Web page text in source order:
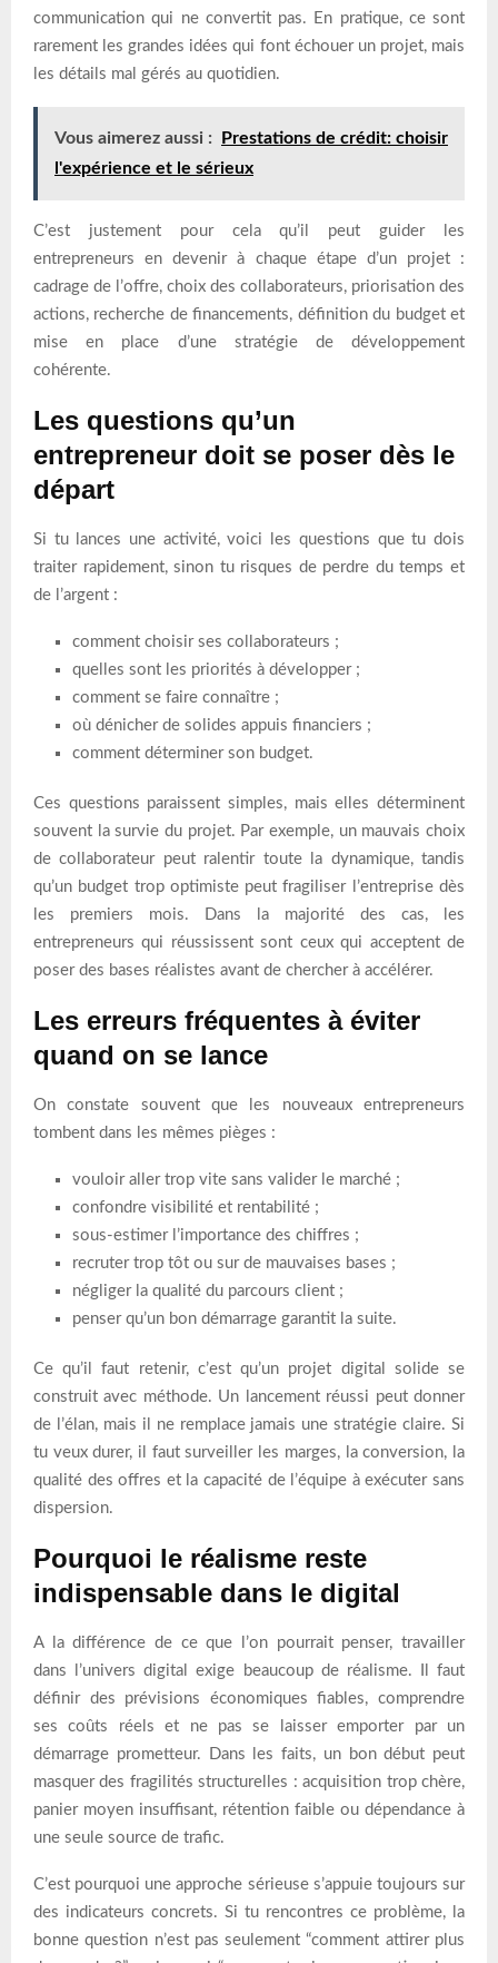
communication qui ne convertit pas. En pratique, ce sont
rarement les grandes idées qui font échouer un projet, mais
les détails mal gérés au quotidien.
Vous aimerez aussi :
Prestations de crédit: choisir
l'expérience et le sérieux
C’est justement pour cela qu’il peut guider les
entrepreneurs en devenir à chaque étape d’un projet :
cadrage de l’offre, choix des collaborateurs, priorisation des
actions, recherche de financements, définition du budget et
mise en place d’une stratégie de développement
cohérente.
Les questions qu’un
entrepreneur doit se poser dès le
départ
Si tu lances une activité, voici les questions que tu dois
traiter rapidement, sinon tu risques de perdre du temps et
de l’argent :
comment choisir ses collaborateurs ;
quelles sont les priorités à développer ;
comment se faire connaître ;
où dénicher de solides appuis financiers ;
comment déterminer son budget.
Ces questions paraissent simples, mais elles déterminent
souvent la survie du projet. Par exemple, un mauvais choix
de collaborateur peut ralentir toute la dynamique, tandis
qu’un budget trop optimiste peut fragiliser l’entreprise dès
les premiers mois. Dans la majorité des cas, les
entrepreneurs qui réussissent sont ceux qui acceptent de
poser des bases réalistes avant de chercher à accélérer.
Les erreurs fréquentes à éviter
quand on se lance
On constate souvent que les nouveaux entrepreneurs
tombent dans les mêmes pièges :
vouloir aller trop vite sans valider le marché ;
confondre visibilité et rentabilité ;
sous-estimer l’importance des chiffres ;
recruter trop tôt ou sur de mauvaises bases ;
négliger la qualité du parcours client ;
penser qu’un bon démarrage garantit la suite.
Ce qu’il faut retenir, c’est qu’un projet digital solide se
construit avec méthode. Un lancement réussi peut donner
de l’élan, mais il ne remplace jamais une stratégie claire. Si
tu veux durer, il faut surveiller les marges, la conversion, la
qualité des offres et la capacité de l’équipe à exécuter sans
dispersion.
Pourquoi le réalisme reste
indispensable dans le digital
A la différence de ce que l’on pourrait penser, travailler
dans l’univers digital exige beaucoup de réalisme. Il faut
définir des prévisions économiques fiables, comprendre
ses coûts réels et ne pas se laisser emporter par un
démarrage prometteur. Dans les faits, un bon début peut
masquer des fragilités structurelles : acquisition trop chère,
panier moyen insuffisant, rétention faible ou dépendance à
une seule source de trafic.
C’est pourquoi une approche sérieuse s’appuie toujours sur
des indicateurs concrets. Si tu rencontres ce problème, la
bonne question n’est pas seulement “comment attirer plus